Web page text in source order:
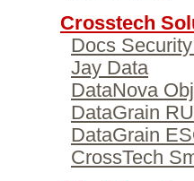
Crosstech
Docs
Jay Data
DataNova
DataGrain
DataGrain
CrossTech